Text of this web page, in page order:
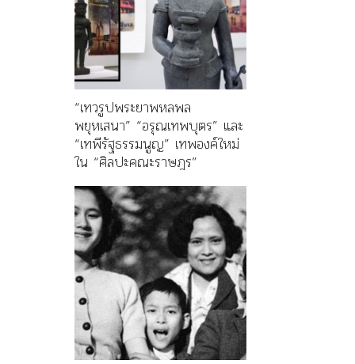
“เทวรูปพระยาพหลพล
พยุหเสนา” “อรุณเทพบุตร” และ
“เทพีรัฐธรรมนูญ” เทพองค์ใหม่
ใน “ศิลปะคณะราษฎร”